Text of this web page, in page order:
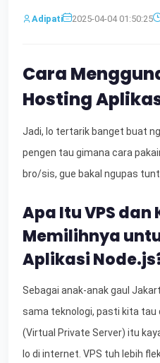
Adipati 2025-04-04 01:50:25
Cara
Hosting
Jadi, lo tertarik banget buat
pengen tau gimana cara
bro/sis, gue bakal ngupas
Apa Itu VPS dan
Memilihnya
Aplikasi
Sebagai anak-anak gaul
sama teknologi, pasti kita tau
(Virtual Private Server) itu
lo di internet. VPS tuh lebih